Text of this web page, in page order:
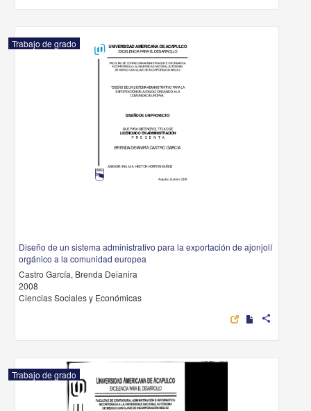
Trabajo de grado
Diseño de un sistema administrativo para la exportación de ajonjolí
orgánico a la comunidad europea
Castro García, Brenda Deianira
2008
Ciencias Sociales y Económicas
share
Trabajo de grado